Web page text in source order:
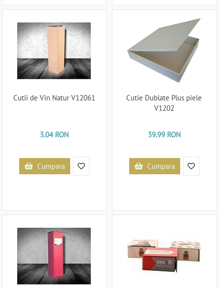
Cutii de Vin Natur V12061
3.04 RON
Cumpara
Cutie Dublate Plus piele
V1202
39.99 RON
Cumpara